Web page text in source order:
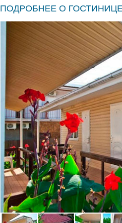
ПОДРОБНЕЕ О